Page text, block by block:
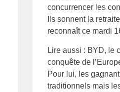
concurrencer les
Ils sonnent la
reconnaît ce mardi
Lire aussi : Article
réservé
à
nos
BYD, le
conquête de
Pour lui, les
traditionnels mais